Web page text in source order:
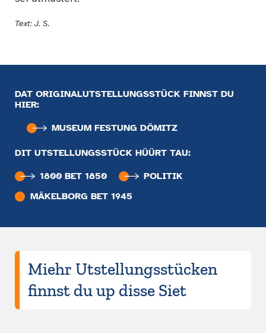
Text: J. S.
DAT ORIGINALUTSTELLUNGSSTÜCK FINNST DU
HIER:
MUSEUM FESTUNG DÖMITZ
DIT UTSTELLUNGSSTÜCK HÜÜRT TAU:
1800 BET 1850
POLITIK
MÄKELBORG BET 1945
Miehr Utstellungsstücken
finnst du up disse Siet